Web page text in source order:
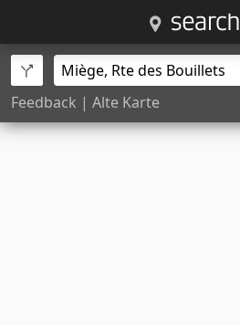
Feedback | Alte Karte